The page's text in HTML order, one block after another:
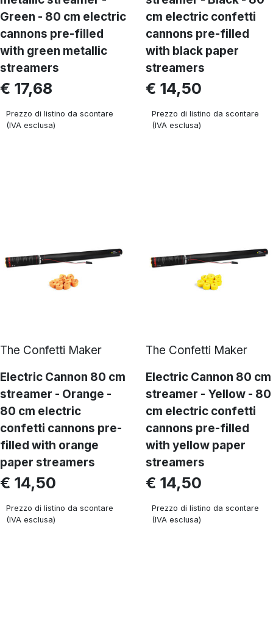
Green - 80 cm electric
cannons pre-filled
with green metallic
streamers
€ 17,68
Prezzo di listino da scontare
(IVA esclusa)
cm electric confetti
cannons pre-filled
with black paper
streamers
€ 14,50
Prezzo di listino da scontare
(IVA esclusa)
The Confetti Maker
Electric Cannon 80 cm
streamer - Orange -
80 cm electric
confetti cannons pre-
filled with orange
paper streamers
€ 14,50
Prezzo di listino da scontare
(IVA esclusa)
The Confetti Maker
Electric Cannon 80 cm
streamer - Yellow - 80
cm electric confetti
cannons pre-filled
with yellow paper
streamers
€ 14,50
Prezzo di listino da scontare
(IVA esclusa)